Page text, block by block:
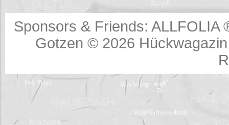
Sponsors & Friends:ALLFOLIA
Gotzen © 2026